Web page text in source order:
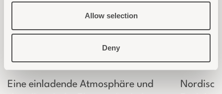
Allow selection
Deny
NORDIK Tischleuchte
Eine einladende Atmosphäre und